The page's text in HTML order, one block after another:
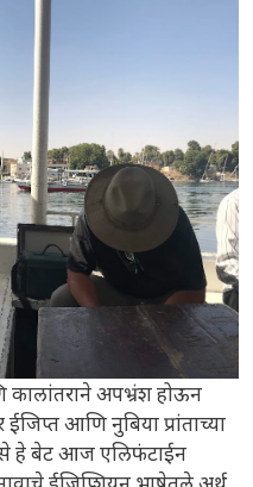
कालांतराने अपभ्रंश होऊन
आणि नुबिया प्रांताच्या
हे बेट आज एलिफंटाईन